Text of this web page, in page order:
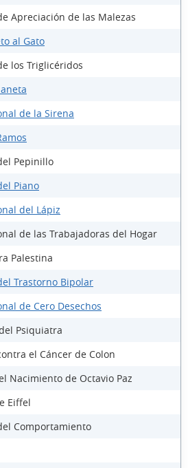
Apreciación de las Malezas
al Gato
los Triglicéridos
de la Sirena
Pepinillo
Piano
del Lápiz
de las Trabajadoras del Hogar
Palestina
Trastorno Bipolar
de Cero Desechos
Psiquiatra
el Cáncer de Colon
Nacimiento de Octavio Paz
Eiffel
Comportamiento